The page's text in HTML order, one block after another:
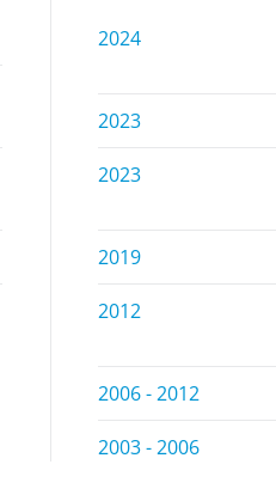
2024
2023
2023
2019
2012
2006 - 2012
2003 - 2006